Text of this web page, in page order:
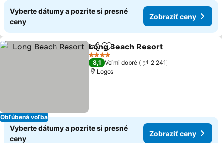
Vyberte dátumy a pozrite si presné
ceny
Zobraziť ceny
Obľúbená voľba
ZdieľaťPridať do obľúbených
Long Beach Resort
4 Počet hviezdičiek
8,1 Veľmi dobré
2 241
Logos
Vyberte dátumy a pozrite si presné
ceny
Zobraziť ceny